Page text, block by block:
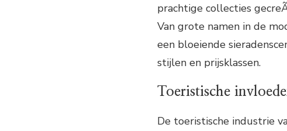
prachtige collecties
Van grote namen in de
een bloeiende
stijlen en prijsklassen.
Toeristische
De toeristische industrie